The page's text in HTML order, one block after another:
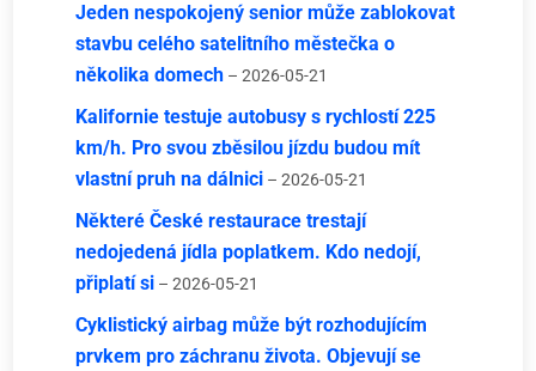
Jeden nespokojený senior může zablokovat
stavbu celého satelitního městečka o
několika domech – 2026-05-21
Kalifornie testuje autobusy s rychlostí 225
km/h. Pro svou zběsilou jízdu budou mít
vlastní pruh na dálnici – 2026-05-21
Některé České restaurace trestají
nedojedená jídla poplatkem. Kdo nedojí,
připlatí si – 2026-05-21
Cyklistický airbag může být rozhodujícím
prvkem pro záchranu života. Objevují se